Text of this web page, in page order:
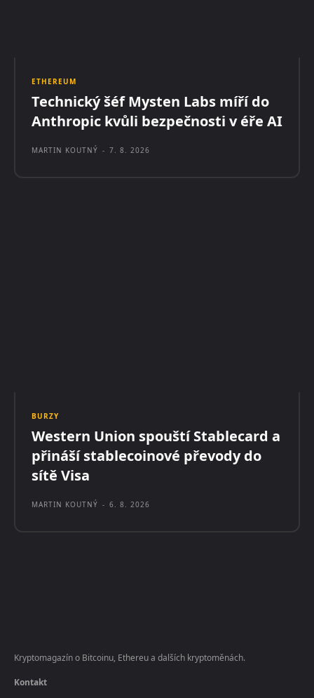
ETHEREUM
Technický šéf Mysten Labs míří do
Anthropic kvůli bezpečnosti v éře AI
MARTIN KOUTNÝ - 7. 8. 2026
BURZY
Western Union spouští Stablecard a
přináší stablecoinové převody do
sítě Visa
MARTIN KOUTNÝ - 6. 8. 2026
Kryptomagazín o Bitcoinu, Ethereu a dalších kryptoměnách.
Kontakt